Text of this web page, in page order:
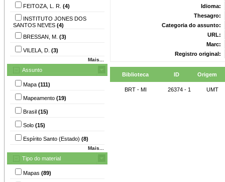
FEITOZA, L. R. (4)
INSTITUTO JONES DOS
SANTOS NEVES (4)
BRESSAN, M. (3)
VILELA, D. (3)
Mais...
Assunto
Mapa (111)
Mapeamento (19)
Brasil (15)
Solo (15)
Espírito Santo (Estado) (8)
Mais...
Tipo do material
Mapas (89)
Idioma:
Thesagro:
Categoria do assunto:
URL:
Marc:
Registro original:
Biblioteca ID Origem
BRT - MI 26374 - 1 UMT